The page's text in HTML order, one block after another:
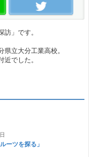
この動画をLINEで送る
」です。
立大分工業高校。
でした。
ーツを探る」